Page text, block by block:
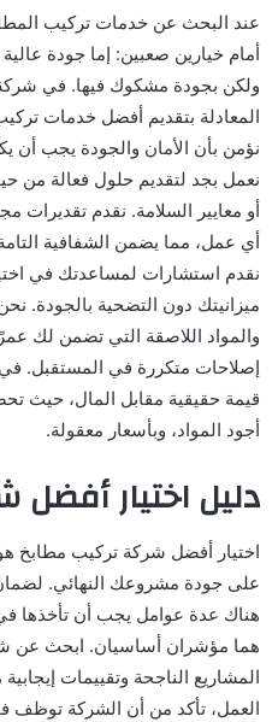
عند البحث عن خدمات تركيب
أمام خيارين صعبين: إما جودة
ولكن بجودة مشكوك فيها. في
المعادلة بتقديم أفضل خدمات
نؤمن بأن الأمان والجودة يجب أن
نعمل بجد لتقديم حلول فعالة من
أو معايير السلامة. نقدم تقديرات
أي عمل، مما يضمن الشفافية
نقدم استشارات لمساعدتك في
ميزانيتك دون التضحية بالجودة.
والمواد اللاصقة التي تضمن لك
إصلاحات متكررة في المستقبل.
قيمة حقيقية مقابل المال، حيث
أجود المواد، وبأسعار معقولة.
دليل اختيار
اختيار أفضل شركة تركيب مطابخ
على جودة مشروعك النهائي.
هناك عدة عوامل يجب أن تأخذها في
هما مؤشران أساسيان. ابحث عن
المشاريع الناجحة وتقييمات
العمل، تأكد من أن الشركة توظف